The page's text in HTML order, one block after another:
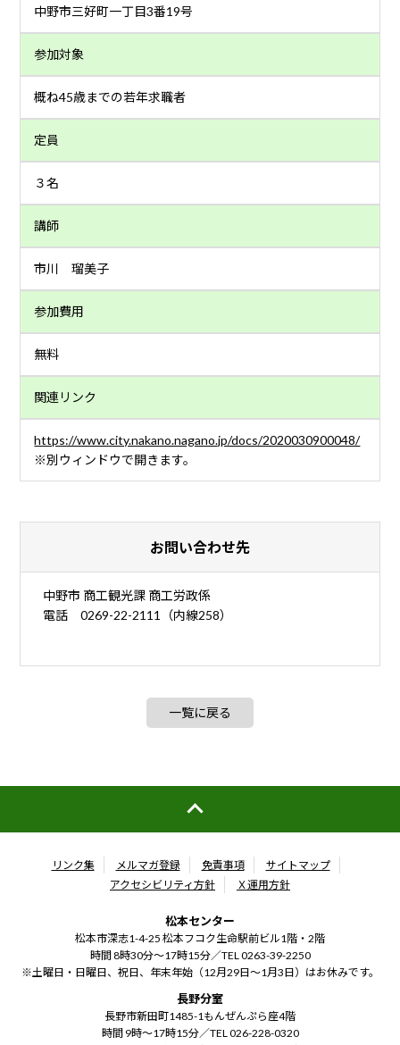
中野市三好町一丁目3番19号
参加対象
概ね45歳までの若年求職者
定員
３名
講師
市川 瑠美子
参加費用
無料
関連リンク
https://www.city.nakano.nagano.jp/docs/2020030900048/
※別ウィンドウで開きます。
お問い合わせ先
中野市 商工観光課 商工労政係
電話 0269-22-2111（内線258）
一覧に戻る
リンク集 メルマガ登録 免責事項
サイトマップ
アクセシビリティ方針
Ｘ運用方針
松本センター
松本市深志1-4-25 松本フコク生命駅前ビル1階・2階
時間 8時30分～17時15分／TEL 0263-39-2250
※土曜日・日曜日、祝日、年末年始（12月29日～1月3日）はお休みです。
長野分室
長野市新田町1485-1もんぜんぷら座4階
時間 9時～17時15分／TEL 026-228-0320